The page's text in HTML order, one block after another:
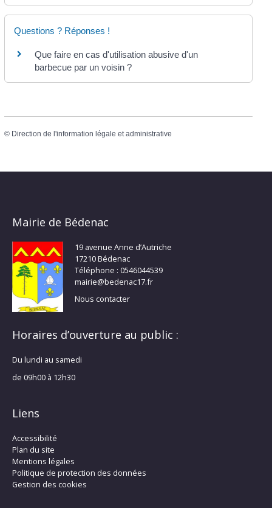
Questions ? Réponses !
Que faire en cas d'utilisation abusive d'un
barbecue par un voisin ?
© Direction de l'information légale et administrative
Mairie de Bédenac
19 avenue Anne d’Autriche
17210 Bédenac
Téléphone : 0546044539
mairie@bedenac17.fr
Nous contacter
Horaires d’ouverture au public :
Du lundi au samedi
de 09h00 à 12h30
Liens
Accessibilité
Plan du site
Mentions légales
Politique de protection des données
Gestion des cookies